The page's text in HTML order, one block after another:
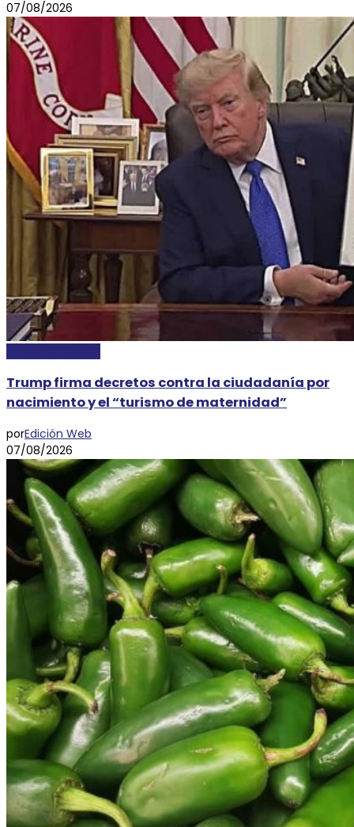
07/08/2026
Trump firma decretos contra la ciudadanía por
nacimiento y el “turismo de maternidad”
porEdición Web
07/08/2026